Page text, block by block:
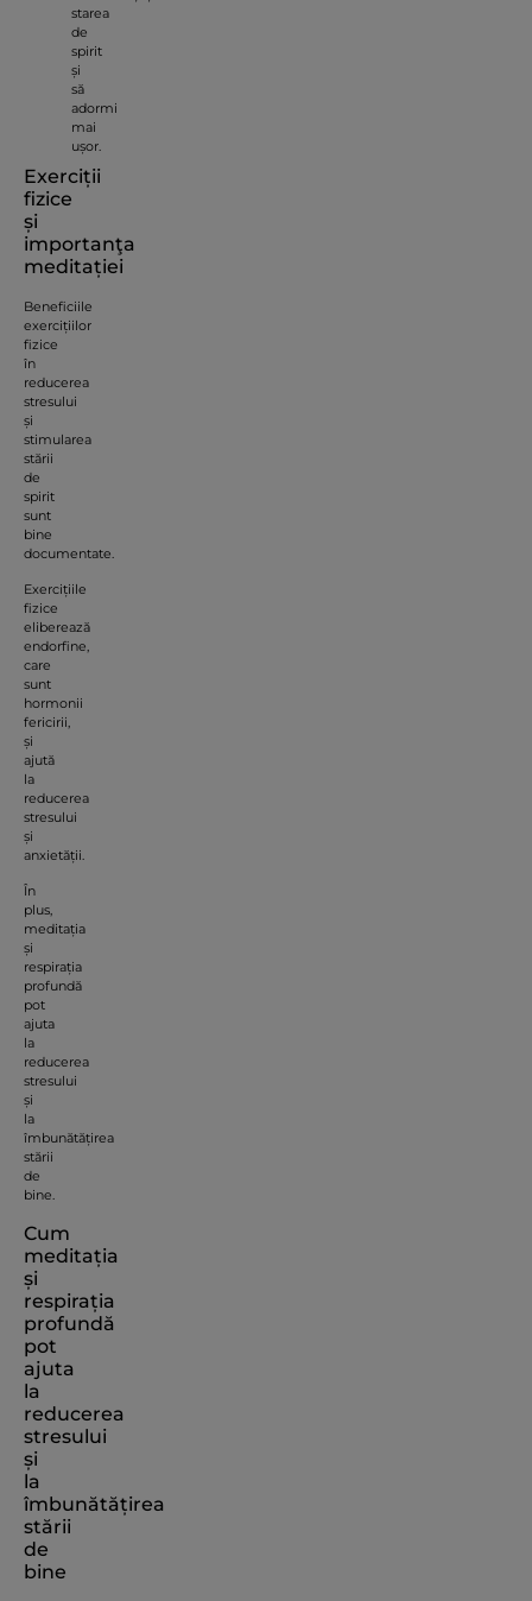
starea
de
spirit
și
să
adormi
mai
ușor.
Exerciții
fizice
și
importanţa
meditației
Beneficiile
exercițiilor
fizice
în
reducerea
stresului
și
stimularea
stării
de
spirit
sunt
bine
documentate.
Exercițiile
fizice
eliberează
endorfine,
care
sunt
hormonii
fericirii,
și
ajută
la
reducerea
stresului
și
anxietății.
În
plus,
meditația
și
respirația
profundă
pot
ajuta
la
reducerea
stresului
și
la
îmbunătățirea
stării
de
bine.
Cum
meditația
și
respirația
profundă
pot
ajuta
la
reducerea
stresului
și
la
îmbunătățirea
stării
de
bine